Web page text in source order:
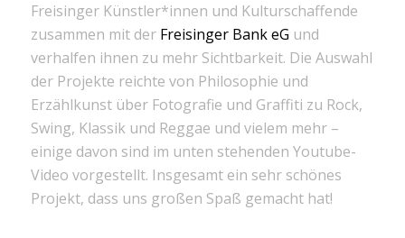
Freisinger Künstler*innen und Kulturschaffende
zusammen mit der Freisinger Bank eG und
verhalfen ihnen zu mehr Sichtbarkeit. Die Auswahl
der Projekte reichte von Philosophie und
Erzählkunst über Fotografie und Graffiti zu Rock,
Swing, Klassik und Reggae und vielem mehr –
einige davon sind im unten stehenden Youtube-
Video vorgestellt. Insgesamt ein sehr schönes
Projekt, dass uns großen Spaß gemacht hat!